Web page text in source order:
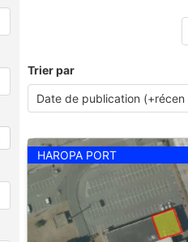
Trier par
HAROPA PORT